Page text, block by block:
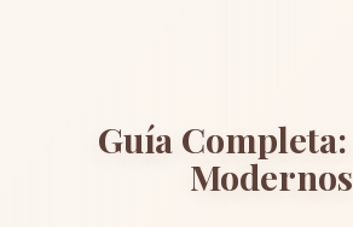
Guía Completa:
Modernos